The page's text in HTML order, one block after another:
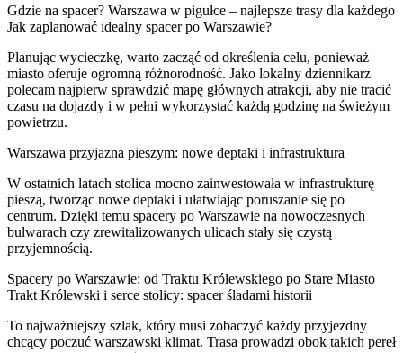
Gdzie na spacer? Warszawa w pigułce – najlepsze trasy dla każdego
Jak zaplanować idealny spacer po Warszawie?
Planując wycieczkę, warto zacząć od określenia celu, ponieważ
miasto oferuje ogromną różnorodność. Jako lokalny dziennikarz
polecam najpierw sprawdzić mapę głównych atrakcji, aby nie tracić
czasu na dojazdy i w pełni wykorzystać każdą godzinę na świeżym
powietrzu.
Warszawa przyjazna pieszym: nowe deptaki i infrastruktura
W ostatnich latach stolica mocno zainwestowała w infrastrukturę
pieszą, tworząc nowe deptaki i ułatwiając poruszanie się po
centrum. Dzięki temu spacery po Warszawie na nowoczesnych
bulwarach czy zrewitalizowanych ulicach stały się czystą
przyjemnością.
Spacery po Warszawie: od Traktu Królewskiego po Stare Miasto
Trakt Królewski i serce stolicy: spacer śladami historii
To najważniejszy szlak, który musi zobaczyć każdy przyjezdny
chcący poczuć warszawski klimat. Trasa prowadzi obok takich pereł